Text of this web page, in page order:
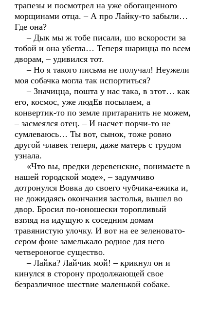
трапезы и посмотрел на уже обогащенного
морщинами отца. – А про Лайку-то забыли…
Где она?
– Дык мы ж тобе писали, шо вскорости за
тобой и она убегла… Теперя шарицца по всем
дворам, – удивился тот.
– Но я такого письма не получал! Неужели
моя собачка могла так испортиться?
– Значицца, пошта у нас така, в этот… как
его, космос, уже людЕв посылаем, а
конвертик-то по земле притаранить не можем,
– засмеялся отец. – И насчет порчи-то не
сумлеваюсь… Ты вот, сынок, тоже ровно
другой члавек теперя, даже матерь с трудом
узнала.
«Что вы, предки деревенские, понимаете в
нашей городской моде», – задумчиво
дотронулся Вовка до своего чубчика-ежика и,
не дожидаясь окончания застолья, вышел во
двор. Бросил по-юношески торопливый
взгляд на идущую к соседним домам
травянистую улочку. И вот на ее зеленовато-
сером фоне замелькало родное для него
четвероногое существо.
– Лайка? Лайчик мой! – крикнул он и
кинулся в сторону продолжающей свое
безразличное шествие маленькой собаке.